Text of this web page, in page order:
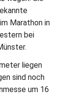
Marathon in
bei
liegen
sind noch
um 16